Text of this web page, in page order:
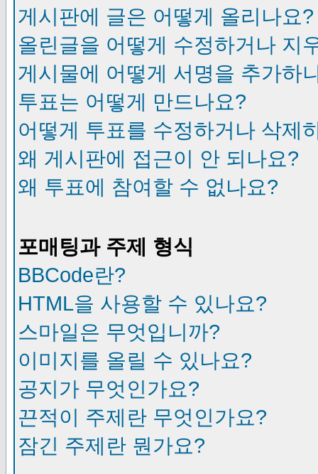
게시판에 글은 어떻게 올리나요?
올린글을 어떻게 수정하거나 지
게시물에 어떻게 서명을 추가하
투표는 어떻게 만드나요?
어떻게 투표를 수정하거나 삭제
왜 게시판에 접근이 안 되나요?
왜 투표에 참여할 수 없나요?
포매팅과 주제 형식
BBCode란?
HTML을 사용할 수 있나요?
스마일은 무엇입니까?
이미지를 올릴 수 있나요?
공지가 무엇인가요?
끈적이 주제란 무엇인가요?
잠긴 주제란 뭔가요?